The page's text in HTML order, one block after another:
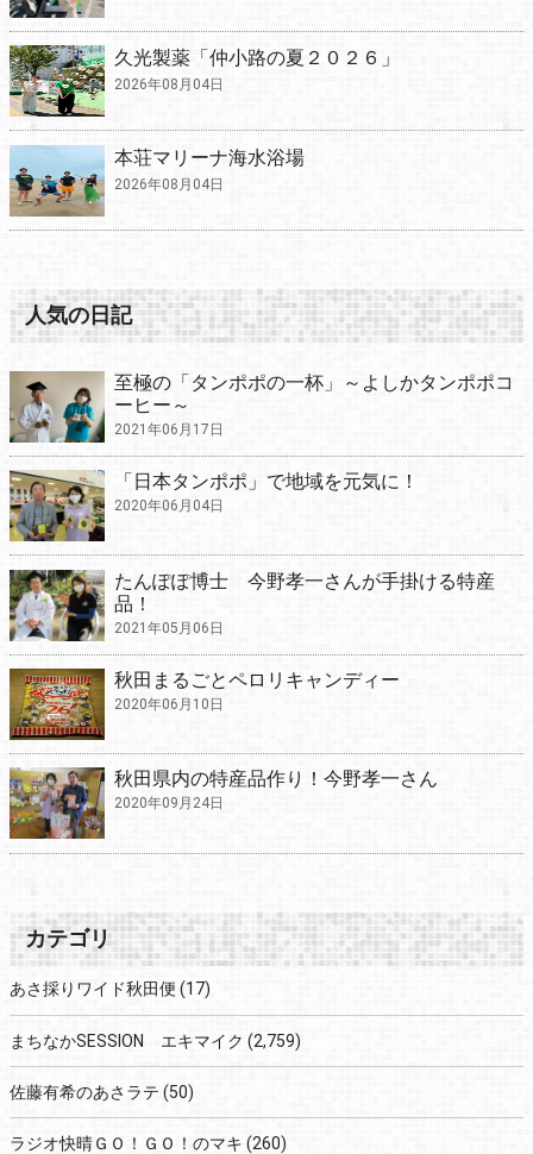
久光製薬「仲小路の夏２０２６」
2026年08月04日
本荘マリーナ海水浴場
2026年08月04日
人気の日記
至極の「タンポポの一杯」～よしかタンポポコ
ーヒー～
2021年06月17日
「日本タンポポ」で地域を元気に！
2020年06月04日
たんぽぽ博士 今野孝一さんが手掛ける特産
品！
2021年05月06日
秋田まるごとペロリキャンディー
2020年06月10日
秋田県内の特産品作り！今野孝一さん
2020年09月24日
カテゴリ
あさ採りワイド秋田便 (17)
まちなかSESSION エキマイク (2,759)
佐藤有希のあさラテ (50)
ラジオ快晴ＧＯ！ＧＯ！のマキ (260)